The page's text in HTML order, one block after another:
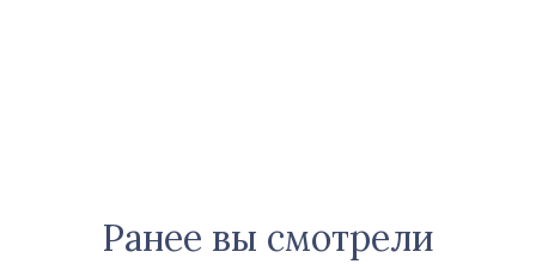
Ранее вы смотрели